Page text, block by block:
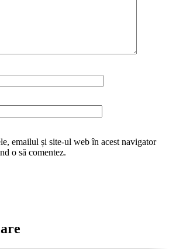
emailul și site-ul web în acest navigator
o să comentez.